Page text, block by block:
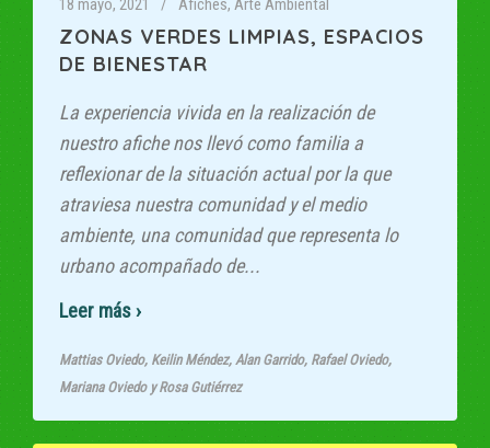
18 mayo, 2021 Afiches, Arte Ambiental
ZONAS VERDES LIMPIAS, ESPACIOS
DE BIENESTAR
La experiencia vivida en la realización de
nuestro afiche nos llevó como familia a
reflexionar de la situación actual por la que
atraviesa nuestra comunidad y el medio
ambiente, una comunidad que representa lo
urbano acompañado de...
Mattias Oviedo, Keilin Méndez, Alan Garrido, Rafael Oviedo,
Mariana Oviedo y Rosa Gutiérrez